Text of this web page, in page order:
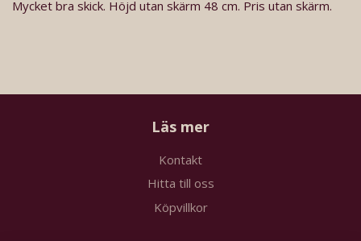
Mycket bra skick. Höjd utan skärm 48 cm. Pris utan skärm.
Läs mer
Kontakt
Hitta till oss
Köpvillkor